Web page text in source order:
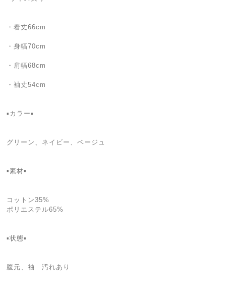
・着丈66cm
・身幅70cm
・肩幅68cm
・袖丈54cm
▪️カラー▪️
グリーン、ネイビー、ベージュ
▪️素材▪️
コットン35%
ポリエステル65%
▪️状態▪️
腹元、袖 汚れあり